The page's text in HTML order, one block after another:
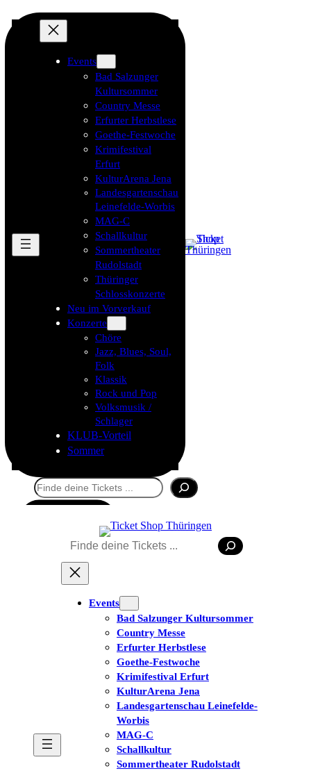
Events
Bad Salzunger
Kultursommer
Country Messe
Erfurter Herbstlese
Goethe-Festwoche
Krimifestival
Erfurt
KulturArena Jena
Landesgartenschau
Leinefelde-Worbis
MAG-C
Schallkultur
Sommertheater
Rudolstadt
Thüringer
Schlosskonzerte
Neu im Vorverkauf
Konzerte
Chöre
Jazz, Blues, Soul,
Folk
Klassik
Rock und Pop
Volksmusik /
Schlager
KLUB-Vorteil
Sommer
Suchen
Suchen
Events
Bad Salzunger Kultursommer
Country Messe
Erfurter Herbstlese
Goethe-Festwoche
Krimifestival Erfurt
KulturArena Jena
Landesgartenschau Leinefelde-
Worbis
MAG-C
Schallkultur
Sommertheater Rudolstadt